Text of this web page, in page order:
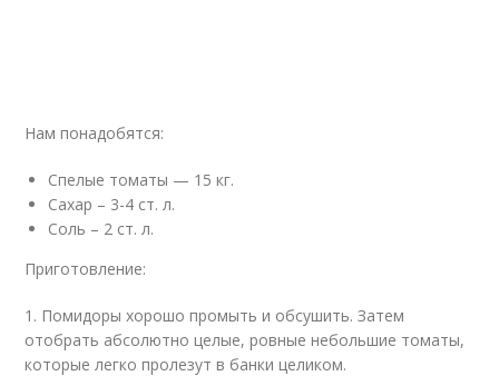
Нам понадобятся:
Спелые томаты — 15 кг.
Сахар – 3-4 ст. л.
Соль – 2 ст. л.
Приготовление:
1. Помидоры хорошо промыть и обсушить. Затем
отобрать абсолютно целые, ровные небольшие томаты,
которые легко пролезут в банки целиком.